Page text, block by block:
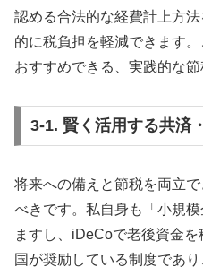
認める合法的な経費計上方
的に税負担を軽減できます
おすすめできる、実践的な節
3-1. 賢く活用する共済
将来への備えと節税を両立
べきです。私自身も「小規
ますし、iDeCoで老後資金
国が奨励している制度であ